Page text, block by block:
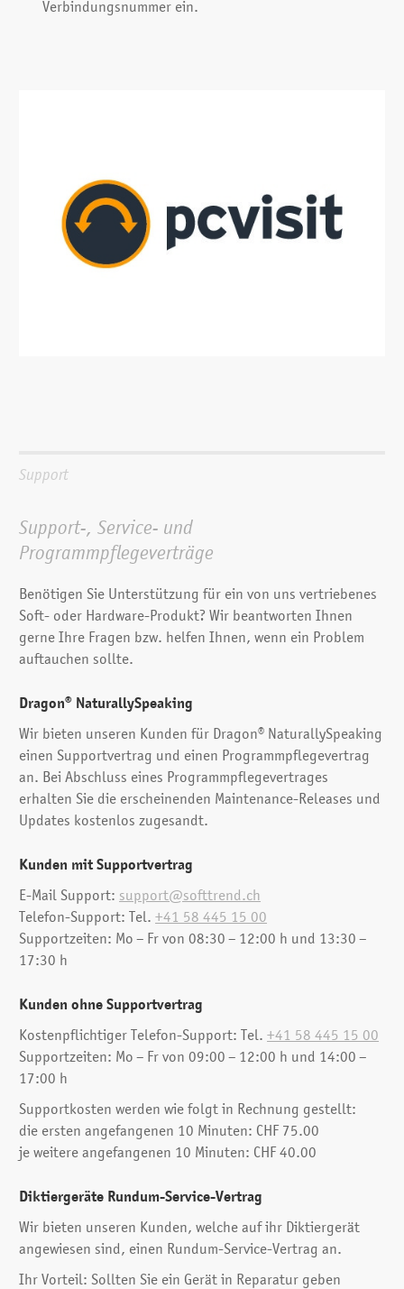
Ver­bindungs­nummer ein.
Support
Support-, Service- und
Programmpflegeverträge
Benötigen Sie Unterstützung für ein von uns vertriebenes
Soft- oder Hardware-Produkt? Wir beantworten Ihnen
gerne Ihre Fragen bzw. helfen Ihnen, wenn ein Problem
auftauchen sollte.
Dragon® NaturallySpeaking
Wir bieten unseren Kunden für Dragon® NaturallySpeaking
einen Supportvertrag und einen Programmpflegevertrag
an. Bei Abschluss eines Programmpflegevertrages
erhalten Sie die erscheinenden Maintenance-Releases und
Updates kostenlos zugesandt.
Kunden mit Supportvertrag
E-Mail Support: support@softtrend.ch
Telefon-Support: Tel.+41 58 445 15 00
Supportzeiten: Mo – Fr von 08:30 – 12:00 h und 13:30 –
17:30 h
Kunden ohne Supportvertrag
Kostenpflichtiger Telefon-Support: Tel.+41 58 445 15 00
Supportzeiten: Mo – Fr von 09:00 – 12:00 h und 14:00 –
17:00 h
Supportkosten werden wie folgt in Rechnung gestellt:
die ersten angefangenen 10 Minuten: CHF 75.00
je weitere angefangenen 10 Minuten: CHF 40.00
Diktiergeräte Rundum-Service-Vertrag
Wir bieten unseren Kunden, welche auf ihr Diktiergerät
angewiesen sind, einen Rundum-Service-Vertrag an.
Ihr Vorteil: Sollten Sie ein Gerät in Reparatur geben